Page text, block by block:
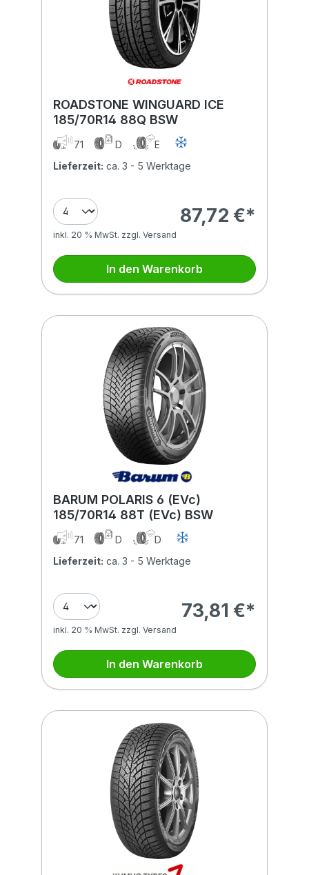
ROADSTONE WINGUARD ICE
185/70R14 88Q BSW
71 D
E
Lieferzeit: ca. 3 - 5 Werktage
87,72 €*
inkl. 20 % MwSt. zzgl. Versand
In den Warenkorb
BARUM POLARIS 6 (EVc)
185/70R14 88T (EVc) BSW
71 D
D
Lieferzeit: ca. 3 - 5 Werktage
73,81 €*
inkl. 20 % MwSt. zzgl. Versand
In den Warenkorb